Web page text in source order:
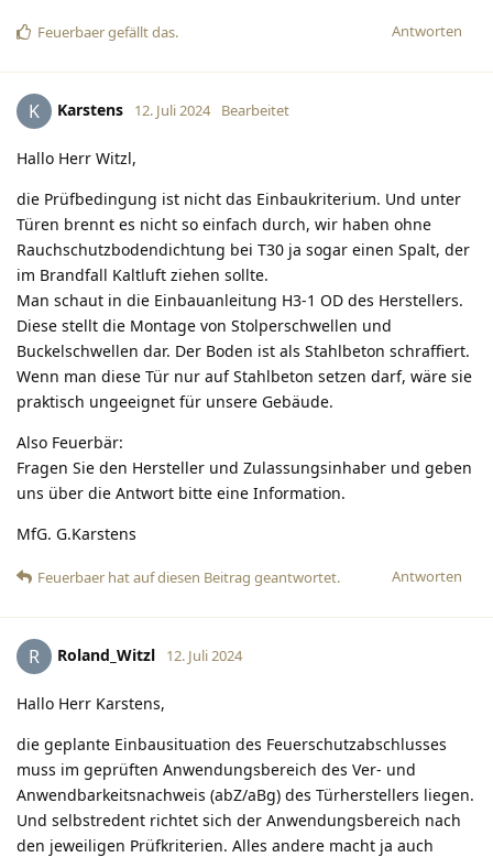
Antworten
Feuerbaergefällt das.
K Karstens 12. Juli 2024 Bearbeitet
Hallo Herr Witzl,
die Prüfbedingung ist nicht das Einbaukriterium. Und unter
Türen brennt es nicht so einfach durch, wir haben ohne
Rauchschutzbodendichtung bei T30 ja sogar einen Spalt, der
im Brandfall Kaltluft ziehen sollte.
Man schaut in die Einbauanleitung H3-1 OD des Herstellers.
Diese stellt die Montage von Stolperschwellen und
Buckelschwellen dar. Der Boden ist als Stahlbeton schraffiert.
Wenn man diese Tür nur auf Stahlbeton setzen darf, wäre sie
praktisch ungeeignet für unsere Gebäude.
Also Feuerbär:
Fragen Sie den Hersteller und Zulassungsinhaber und geben
uns über die Antwort bitte eine Information.
MfG. G.Karstens
Antworten
Feuerbaer hatauf diesen Beitrag geantwortet.
R Roland_Witzl 12. Juli 2024
Hallo Herr Karstens,
die geplante Einbausituation des Feuerschutzabschlusses
muss im geprüften Anwendungsbereich des Ver- und
Anwendbarkeitsnachweis (abZ/aBg) des Türherstellers liegen.
Und selbstredent richtet sich der Anwendungsbereich nach
den jeweiligen Prüfkriterien. Alles andere macht ja auch